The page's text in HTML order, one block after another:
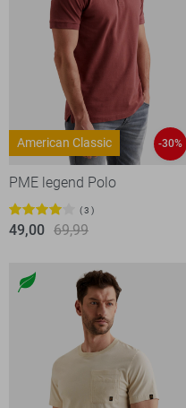
American Classic -30%
PME legend Polo
3
49,00 69,99